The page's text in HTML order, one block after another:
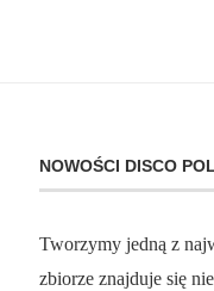
NOWOŚCI DISCO
Tworzymy jedną z
zbiorze znajduje się